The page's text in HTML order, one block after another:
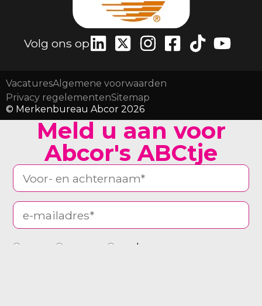
Volg ons op
VacaturesAlgemene voorwaarden
Privacy regelementenSitemap
© Merkenbureau Abcor 2026
Meld u aan voor
Abcor's ABCtje
anders